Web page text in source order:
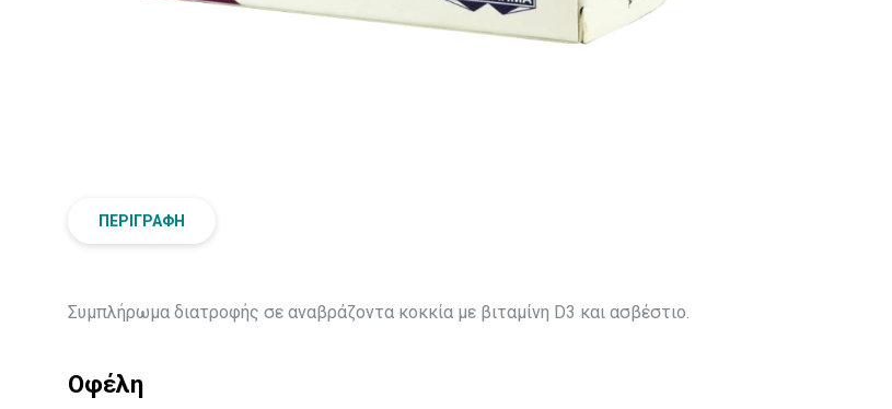
ΠΕΡΙΓΡΑΦΉ
Συμπλήρωμα διατροφής σε αναβράζοντα κοκκία με βιταμίνη D3 και ασβέστιο.
Οφέλη